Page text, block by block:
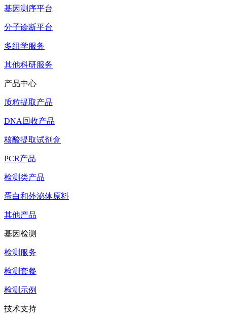
基因测序平台
分子诊断平台
多组学服务
其他科研服务
产品中心
质粒提取产品
DNA回收产品
核酸提取试剂盒
PCR产品
检测类产品
蛋白和外泌体原料
其他产品
基因检测
检测服务
检测套餐
检测示例
技术支持